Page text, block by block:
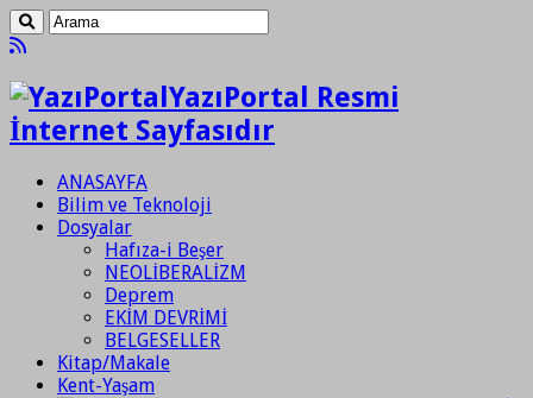
YazıPortal Resmi
İnternet Sayfasıdır
ANASAYFA
Bilim ve Teknoloji
Dosyalar
Hafıza-i Beşer
NEOLİBERALİZM
Deprem
EKİM DEVRİMİ
BELGESELLER
Kitap/Makale
Kent-Yaşam